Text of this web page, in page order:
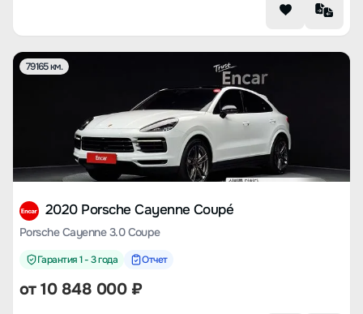
79165 км.
2020 Porsche Cayenne Coupé
Porsche Cayenne 3.0 Coupe
Гарантия 1 - 3 года Отчет
от10 848 000₽